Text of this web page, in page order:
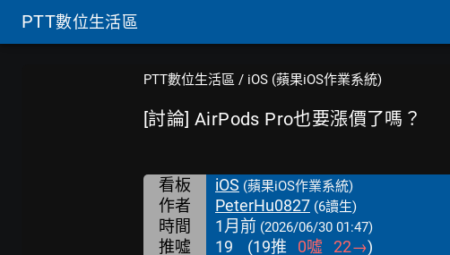
PTT數位生活區
PTT數位生活區 / iOS (蘋果iOS作業系統)
[討論] AirPods Pro也要漲價了嗎？
看板 iOS (蘋果iOS作業系統)
作者 PeterHu0827 (6讀生)
時間 1月前 (2026/06/30 01:47)
推噓 19 (19推 0噓 22→)